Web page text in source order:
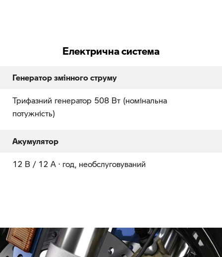
Електрична система
Генератор змінного струму
Трифазний генератор 508 Вт (номінальна
потужність)
Акумулятор
12 В / 12 А · год, необслуговуваний